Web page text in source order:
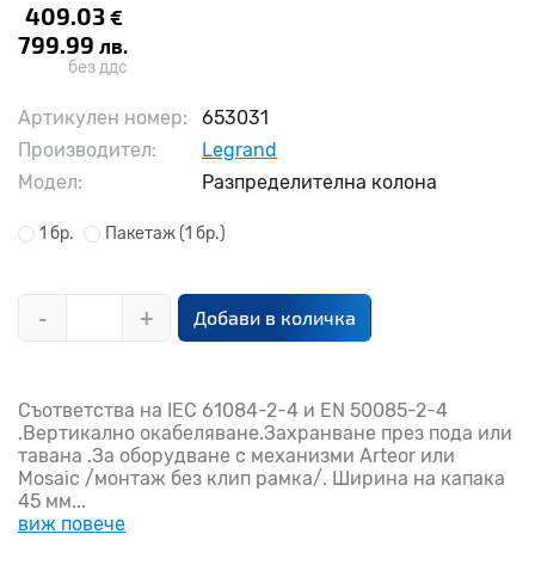
409.03 €
799.99 лв.
без ддс
Артикулен номер:
653031
Производител:
Legrand
Модел:
Разпределителна колона
1 бр. Пакетаж(1 бр.)
- + Добави в количка
Съответства на IEC 61084-2-4 и EN 50085-2-4
.Вертикално окабеляване.Захранване през пода или
тавана .За оборудване с механизми Arteor или
Mosaic /монтаж без клип рамка/. Ширина на капака
45 мм...
виж повече